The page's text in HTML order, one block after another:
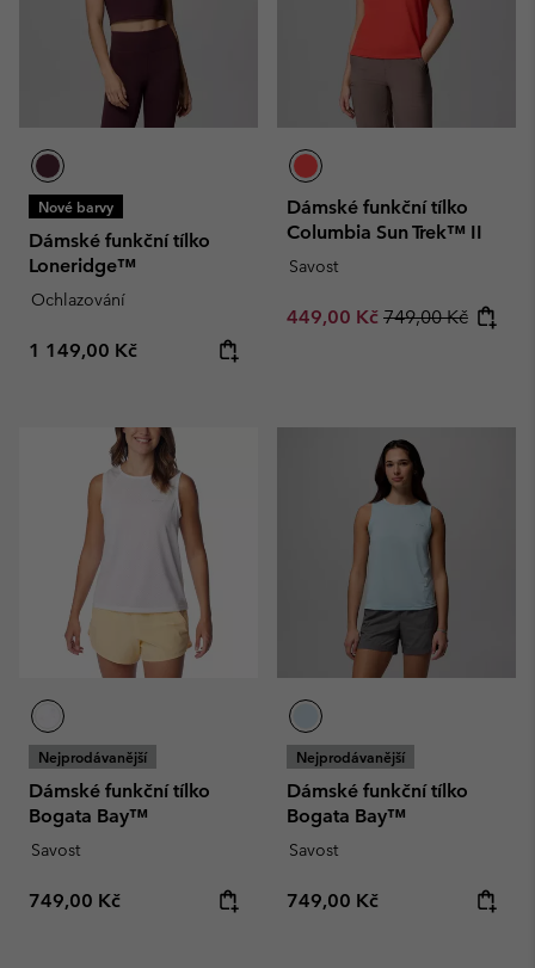
Nové barvy
Dámské funkční tílko
Loneridge™
Ochlazování
Regular price:
1 149,00 Kč
Dámské funkční tílko
Columbia Sun Trek™ II
Savost
Sale price:
449,00 Kč Regular price:
749,00 Kč
Nejprodávanější
Dámské funkční tílko
Bogata Bay™
Savost
Regular price:
749,00 Kč
Nejprodávanější
Dámské funkční tílko
Bogata Bay™
Savost
Regular price:
749,00 Kč